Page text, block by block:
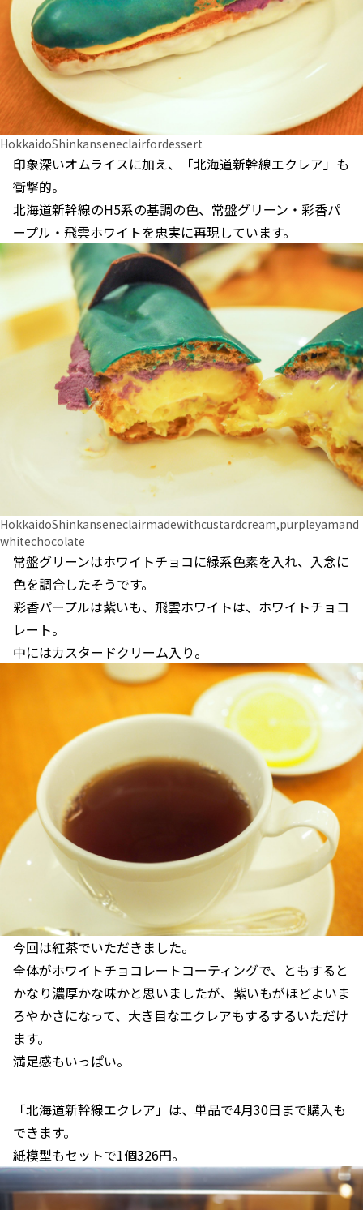
HokkaidoShinkanseneclairfordessert
印象深いオムライスに加え、「北海道新幹線エクレア」も
衝撃的。
北海道新幹線のH5系の基調の色、常盤グリーン・彩香パ
ープル・飛雲ホワイトを忠実に再現しています。
HokkaidoShinkanseneclairmadewithcustardcream,purpleyamand
whitechocolate
常盤グリーンはホワイトチョコに緑系色素を入れ、入念に
色を調合したそうです。
彩香パープルは紫いも、飛雲ホワイトは、ホワイトチョコ
レート。
中にはカスタードクリーム入り。
今回は紅茶でいただきました。
全体がホワイトチョコレートコーティングで、ともすると
かなり濃厚かな味かと思いましたが、紫いもがほどよいま
ろやかさになって、大き目なエクレアもするするいただけ
ます。
満足感もいっぱい。
「北海道新幹線エクレア」は、単品で4月30日まで購入も
できます。
紙模型もセットで1個326円。